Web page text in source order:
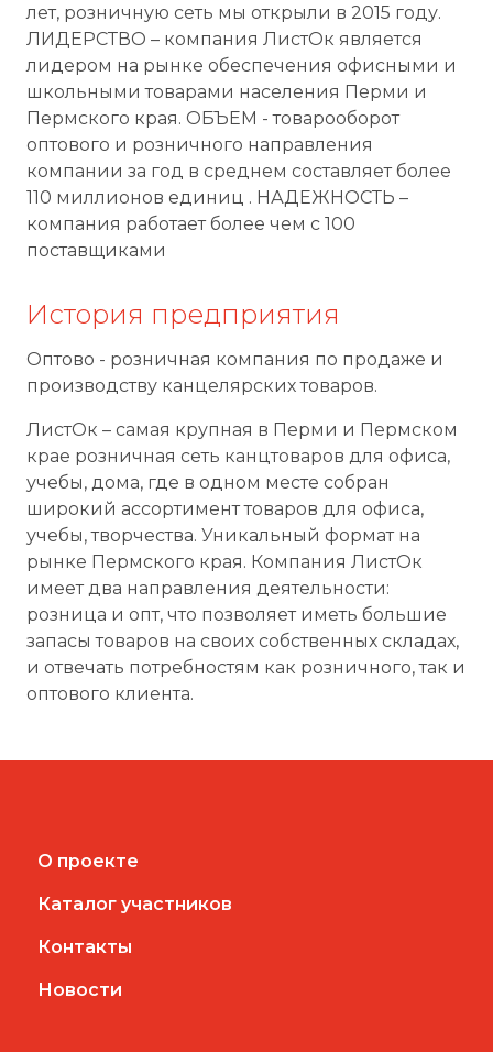
лет, розничную сеть мы открыли в 2015 году.
ЛИДЕРСТВО – компания ЛистОк является
лидером на рынке обеспечения офисными и
школьными товарами населения Перми и
Пермского края. ОБЪЕМ - товарооборот
оптового и розничного направления
компании за год в среднем составляет более
110 миллионов единиц . НАДЕЖНОСТЬ –
компания работает более чем с 100
поставщиками
История предприятия
Оптово - розничная компания по продаже и
производству канцелярских товаров.
ЛистОк – самая крупная в Перми и Пермском
крае розничная сеть канцтоваров для офиса,
учебы, дома, где в одном месте собран
широкий ассортимент товаров для офиса,
учебы, творчества. Уникальный формат на
рынке Пермского края. Компания ЛистОк
имеет два направления деятельности:
розница и опт, что позволяет иметь большие
запасы товаров на своих собственных складах,
и отвечать потребностям как розничного, так и
оптового клиента.
О проекте
Каталог участников
Контакты
Новости